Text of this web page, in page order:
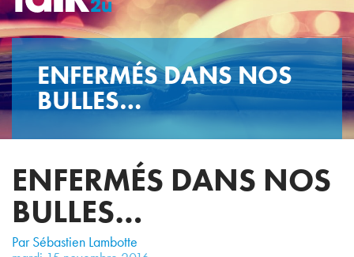
ENFERMÉS DANS NOS
BULLES…
ENFERMÉS DANS NOS
BULLES…
Par Sébastien Lambotte